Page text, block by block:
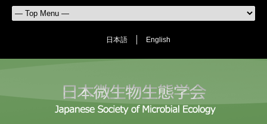
日本語 English